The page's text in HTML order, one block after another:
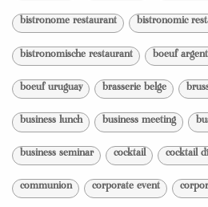
bistronome restaurant bistronomic
bistronomische restaurant boeuf
boeuf uruguay brasserie belge
business lunch business meeting
business seminar cocktail cocktail
communion corporate event